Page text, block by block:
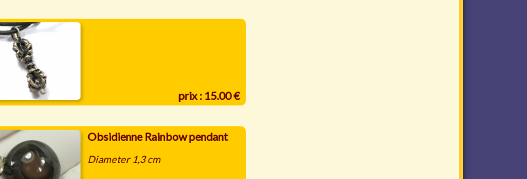
prix : 15.00 €
Obsidienne Rainbow pendant
Diameter 1,3 cm